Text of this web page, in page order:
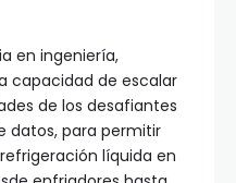
en ingeniería,
capacidad de escalar
de los desafiantes
datos, para permitir
líquida en